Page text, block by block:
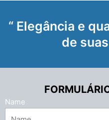
“ Elegância e
de
Name